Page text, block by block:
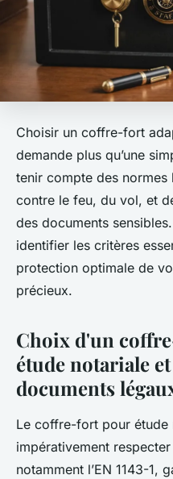
Choisir un coffre-fort
demande plus qu’une
tenir compte des
contre le feu, du vol, et
des documents
identifier les critères
protection optimale de
précieux.
Choix d'un
étude notariale
documents
Le coffre-fort pour étude
impérativement
notamment l’EN 1143-1,